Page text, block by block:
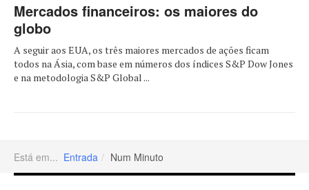
Mercados financeiros: os maiores do
globo
A seguir aos EUA, os três maiores mercados de ações ficam
todos na Ásia, com base em números dos índices S&P Dow Jones
e na metodologia S&P Global ...
Está em... Entrada Num Minuto